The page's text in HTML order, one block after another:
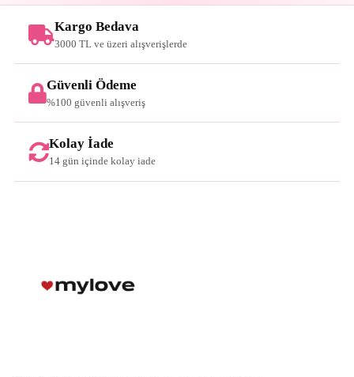
Kargo Bedava
3000 TL ve üzeri alışverişlerde
Güvenli Ödeme
%100 güvenli alışveriş
Kolay İade
14 gün içinde kolay iade